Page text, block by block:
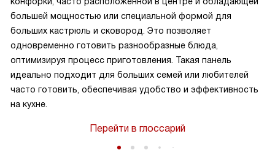
большей мощностью или специальной формой для
больших кастрюль и сковород. Это позволяет
одновременно готовить разнообразные блюда,
оптимизируя процесс приготовления. Такая панель
идеально подходит для больших семей или любителей
часто готовить, обеспечивая удобство и эффективность
на кухне.
Перейти в глоссарий